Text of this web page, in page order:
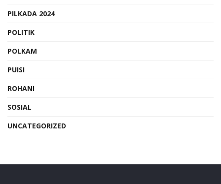
PILKADA 2024
POLITIK
POLKAM
PUISI
ROHANI
SOSIAL
UNCATEGORIZED